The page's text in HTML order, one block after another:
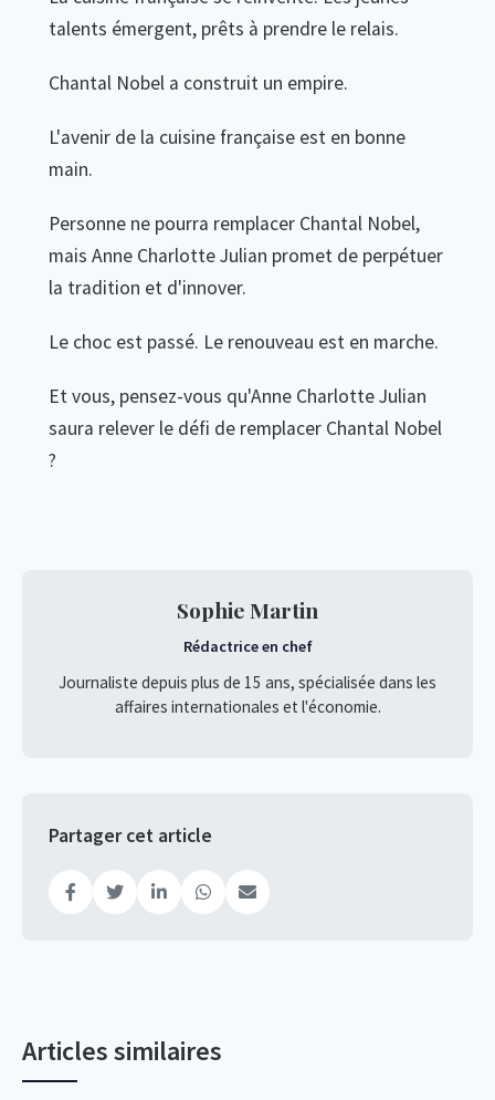
talents émergent, prêts à prendre le relais.
Chantal Nobel a construit un empire.
L'avenir de la cuisine française est en bonne
main.
Personne ne pourra remplacer Chantal Nobel,
mais Anne Charlotte Julian promet de perpétuer
la tradition et d'innover.
Le choc est passé. Le renouveau est en marche.
Et vous, pensez-vous qu'Anne Charlotte Julian
saura relever le défi de remplacer Chantal Nobel
?
Sophie Martin
Rédactrice en chef
Journaliste depuis plus de 15 ans, spécialisée dans les
affaires internationales et l'économie.
Partager cet article
Articles similaires